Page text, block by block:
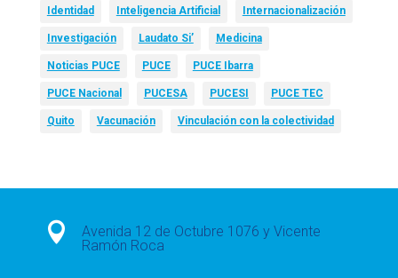
Identidad Inteligencia Artificial Internacionalización
Investigación Laudato Si’ Medicina
Noticias PUCE PUCE PUCE Ibarra
PUCE Nacional PUCESA PUCESI PUCE TEC
Quito Vacunación Vinculación con la colectividad

Avenida 12 de Octubre 1076 y Vicente
Ramón Roca